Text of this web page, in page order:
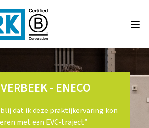
- ENECO
dat ik deze praktijkervaring kon
met een EVC-traject”